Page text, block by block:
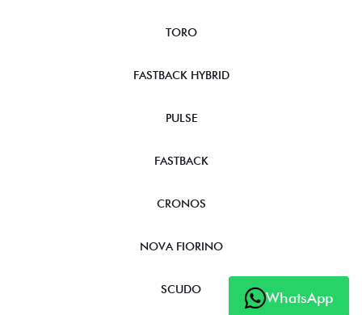
WhatsApp
TORO
FASTBACK HYBRID
PULSE
FASTBACK
CRONOS
NOVA FIORINO
SCUDO